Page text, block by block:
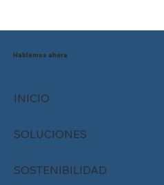
INICIO
SOLUCIONES
SOSTENIBILIDAD
Hablemos ahora